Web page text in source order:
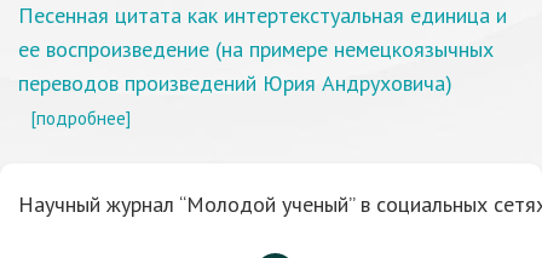
Песенная цитата как интертекстуальная единица и
ее воспроизведение (на примере немецкоязычных
переводов произведений Юрия Андруховича)
[подробнее]
Научный журнал “Молодой ученый” в социальных